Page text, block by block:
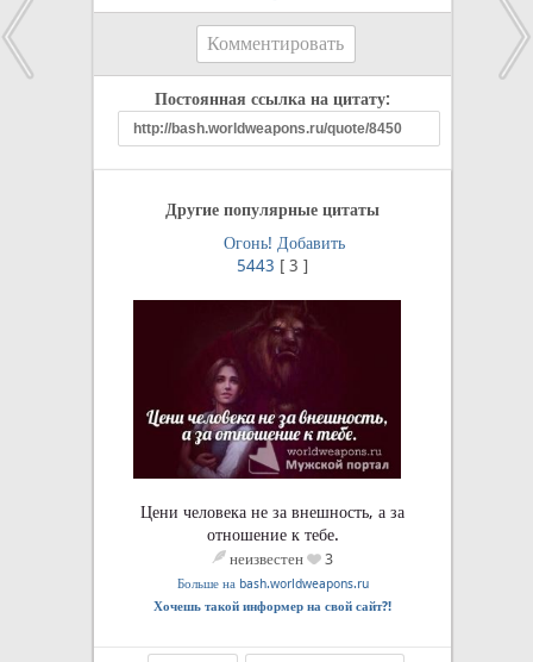
Комментировать
Постоянная ссылка на цитату:
Другие популярные цитаты
Огонь! Добавить
5443 [ 3 ]
Цени человека не за внешность, а за
отношение к тебе.
неизвестен 3
Больше на bash.worldweapons.ru
Хочешь такой информер на свой сайт?!